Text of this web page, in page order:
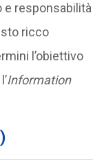
responsabilità
ricco
l’obiettivo
Information